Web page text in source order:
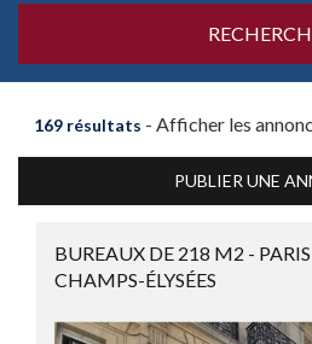
169 résultats - Afficher les
PUBLIER UNE
BUREAUX DE 218 M2 -
CHAMPS-ÉLYSÉES